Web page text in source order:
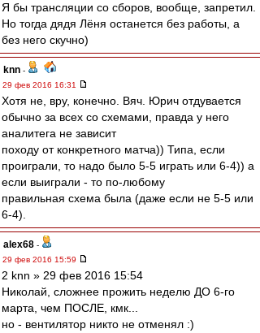
Я бы трансляции со сборов, вообще, запретил.
Но тогда дядя Лёня останется без работы, а
без него скучно)
knn -
29 фев 2016 16:31
Хотя не, вру, конечно. Вяч. Юрич отдувается
обычно за всех со схемами, правда у него
аналитега не зависит
походу от конкретного матча)) Типа, если
проиграли, то надо было 5-5 играть или 6-4)) а
если выиграли - то по-любому
правильная схема была (даже если не 5-5 или
6-4).
alex68 -
29 фев 2016 15:59
2 knn » 29 фев 2016 15:54
Николай, сложнее прожить неделю ДО 6-го
марта, чем ПОСЛЕ, кмк...
но - вентилятор никто не отменял :)